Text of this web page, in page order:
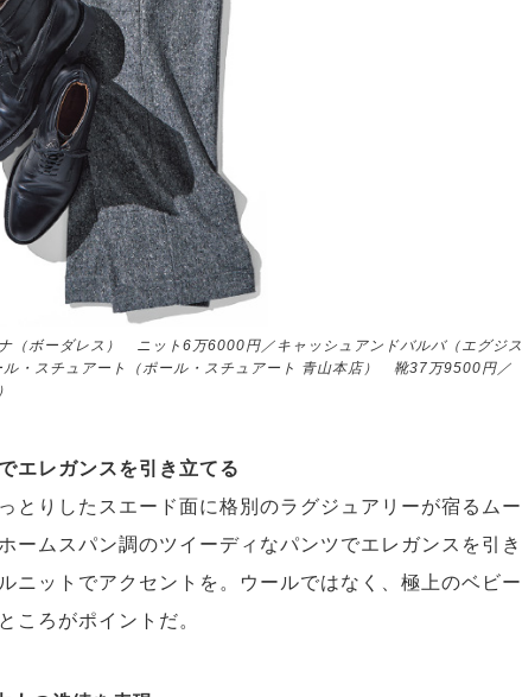
（ボーダレス） ニット6万6000円／キャッシュアンドバルバ（エグジス
・スチュアート（ポール・スチュアート 青山本店） 靴37万9500円／
エレガンスを引き立てる
とりしたスエード面に格別のラグジュアリーが宿るムー
ームスパン調のツイーディなパンツでエレガンスを引き
ニットでアクセントを。ウールではなく、極上のベビー
ころがポイントだ。